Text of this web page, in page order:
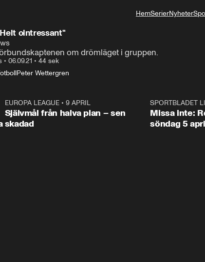
HemSerierNyheter
ointressant"
om drömläget i gruppen.
• 06.09.21 • 44 sek
Peter Wettergren
1:03
EUROPA LEAGUE• 9 APRIL
Självmål från halva plan – sen
skadad
SPORTBLADET
Missa inte:
söndag 5